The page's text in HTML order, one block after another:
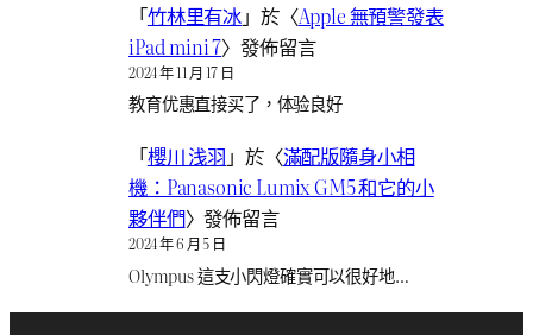
「竹林里有冰」於〈Apple 無預警發表
iPad mini 7〉發佈留言
2024 年 11 月 17 日
教育优惠直接买了，体验良好
「櫻川 浅羽 」於〈滿配版隨身小相
機：Panasonic Lumix GM5 和它的小
夥伴們〉發佈留言
2024 年 6 月 5 日
Olympus 這支小閃燈確實可以很好地…